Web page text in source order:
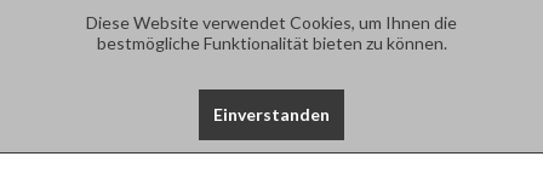
Diese Website verwendet Cookies, um Ihnen die
bestmögliche Funktionalität bieten zu können.
Einverstanden